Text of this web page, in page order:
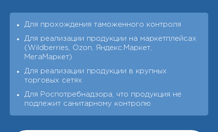
Для прохождения таможенного контроля
Для реализации продукции на маркетплейсах
(Wildberries, Ozon, Яндекс.Маркет,
МегаМаркет)
Для реализации продукции в крупных
торговых сетях
Для Роспотребнадзора, что продукция не
подлежит санитарному контролю